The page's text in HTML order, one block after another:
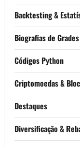
Backtesting &
Biografias de
Códigos Python
Criptomoedas &
Destaques
Diversificação &